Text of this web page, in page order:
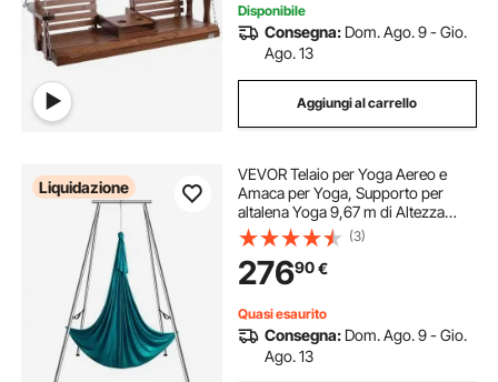
Disponibile
Consegna: Dom. Ago. 9 - Gio.
Ago. 13
Aggiungi al carrello
Liquidazione
VEVOR Telaio per Yoga Aereo e
Amaca per Yoga, Supporto per
altalena Yoga 9,67 m di Altezza
Viene fornito con Amaca per Aerea
da 6,6 iarde, Capacità di Carico
Massima di 551,15 libbre Verde
(3)
27690€
Quasi esaurito
Consegna: Dom. Ago. 9 - Gio.
Ago. 13